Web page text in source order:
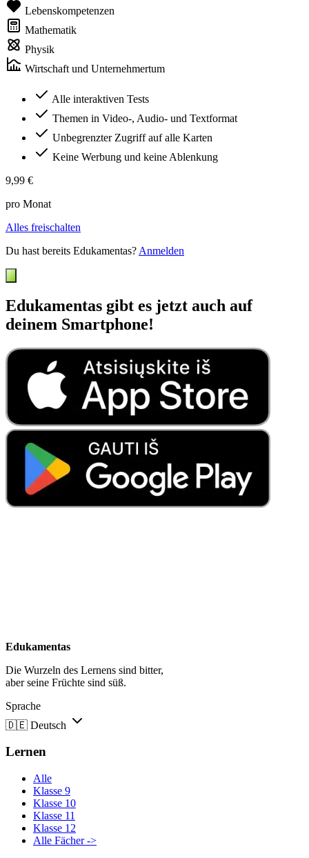
Lebenskompetenzen
Mathematik
Physik
Wirtschaft und Unternehmertum
Alle interaktiven Tests
Themen in Video-, Audio- und Textformat
Unbegrenzter Zugriff auf alle Karten
Keine Werbung und keine Ablenkung
9,99 €
pro Monat
Alles freischalten
Du hast bereits Edukamentas? Anmelden
Edukamentas gibt es jetzt auch auf
deinem Smartphone!
Edukamentas
Die Wurzeln des Lernens sind bitter,
aber seine Früchte sind süß.
Sprache
🇩🇪 Deutsch
Lernen
Alle
Klasse 9
Klasse 10
Klasse 11
Klasse 12
Alle Fächer ->